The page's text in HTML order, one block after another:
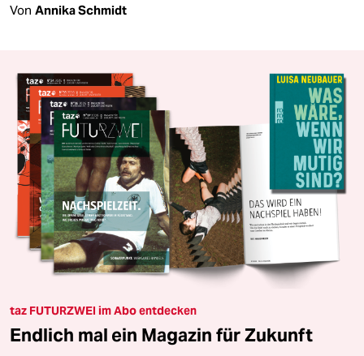
Von Annika Schmidt
taz FUTURZWEI im Abo entdecken
Endlich mal ein Magazin für Zukunft